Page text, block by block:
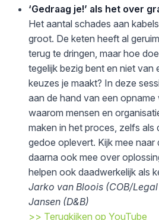
‘Gedraag je!’ als het over
Het aantal schades aan
groot. De keten heeft al
terug te dringen, maar hoe
tegelijk bezig bent en niet van
keuzes je maakt? In deze
aan de hand van een opname
waarom mensen en
maken in het proces, zelfs
gedoe oplevert. Kijk mee
daarna ook mee over
helpen ook daadwerkelijk als
Jarko van Bloois (COB/
Jansen (D&B)
>> Terugkijken op YouTube